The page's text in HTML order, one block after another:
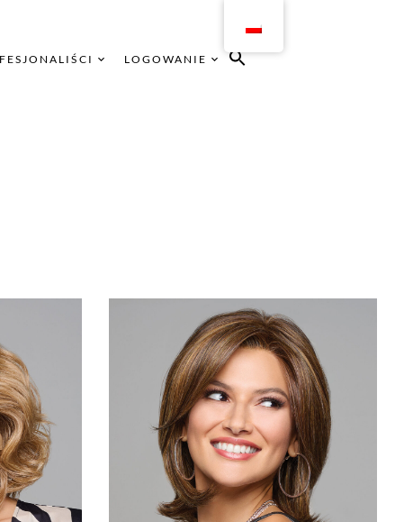
LOGOWANIE